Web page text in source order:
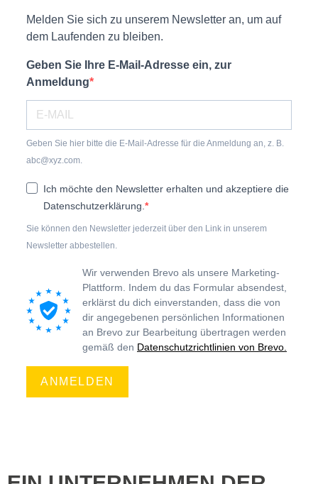
Melden Sie sich zu unserem Newsletter an, um auf
dem Laufenden zu bleiben.
Geben Sie Ihre E-Mail-Adresse ein, zur
Anmeldung
Geben Sie hier bitte die E-Mail-Adresse für die Anmeldung an, z. B.
abc@xyz.com.
Ich möchte den Newsletter erhalten und akzeptiere die
Datenschutzerklärung.
Sie können den Newsletter jederzeit über den Link in unserem
Newsletter abbestellen.
Wir verwenden Brevo als unsere Marketing-
Plattform. Indem du das Formular absendest,
erklärst du dich einverstanden, dass die von
dir angegebenen persönlichen Informationen
an Brevo zur Bearbeitung übertragen werden
gemäß den Datenschutzrichtlinien von Brevo.
ANMELDEN